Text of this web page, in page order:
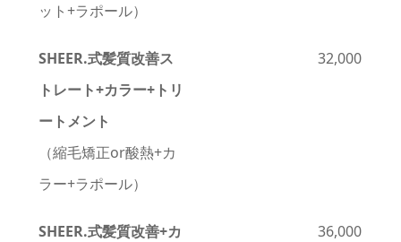
ット+ラポール）
SHEER.式髪質改善ス
トレート+カラー+トリ
ートメント
（縮毛矯正or酸熱+カ
ラー+ラポール）
32,000
SHEER.式髪質改善+カ
36,000